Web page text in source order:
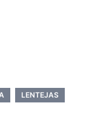
LENTEJAS